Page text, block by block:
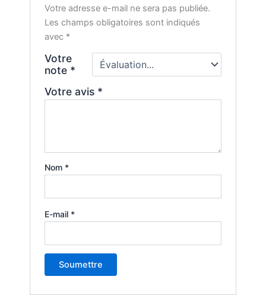
Votre adresse e-mail ne sera pas publiée.
Les champs obligatoires sont indiqués
avec *
Votre
note *
Votre avis *
Nom *
E-mail *